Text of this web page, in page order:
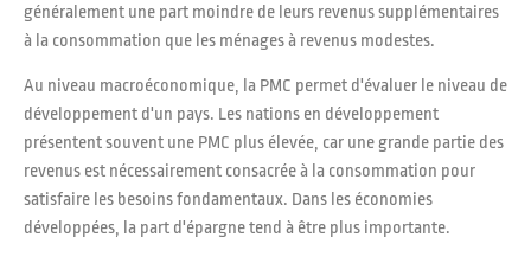
généralement une part moindre de leurs revenus supplémentaires
à la consommation que les ménages à revenus modestes.
Au niveau macroéconomique, la PMC permet d'évaluer le niveau de
développement d'un pays. Les nations en développement
présentent souvent une PMC plus élevée, car une grande partie des
revenus est nécessairement consacrée à la consommation pour
satisfaire les besoins fondamentaux. Dans les économies
développées, la part d'épargne tend à être plus importante.